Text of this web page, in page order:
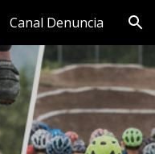
Canal Denuncia